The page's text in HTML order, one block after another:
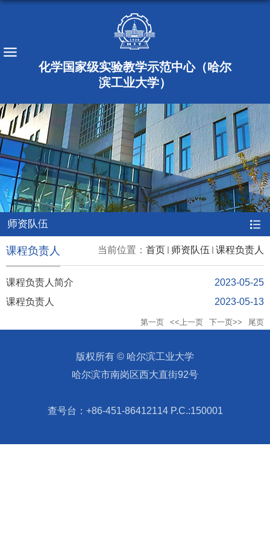
化学国家级实验教学示范中心（哈尔
滨工业大学）
师资队伍
当前位置： 首页 师资队伍 课程负责人
课程负责人
课程负责人简介
2023-05-25
课程负责人
2023-05-13
第一页 <<上一页 下一页>> 尾页
版权所有 © 哈尔滨工业大学
哈尔滨市南岗区西大直街92号
查号台：+86-451-86412114 P.C.:150001